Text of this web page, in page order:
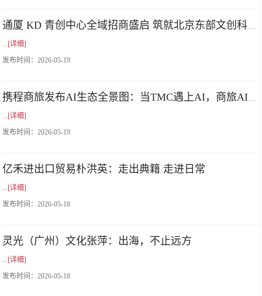
...[详细]
发布时间：2026-05-19
...[详细]
发布时间：2026-05-19
亿禾进出口贸易朴洪英：走出典籍 走进日常
...[详细]
发布时间：2026-05-18
灵光（广州）文化张萍：出海，不止远方
...[详细]
发布时间：2026-05-18